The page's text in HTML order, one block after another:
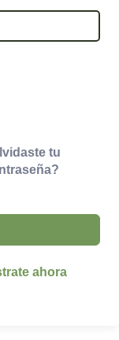
tu
ahora